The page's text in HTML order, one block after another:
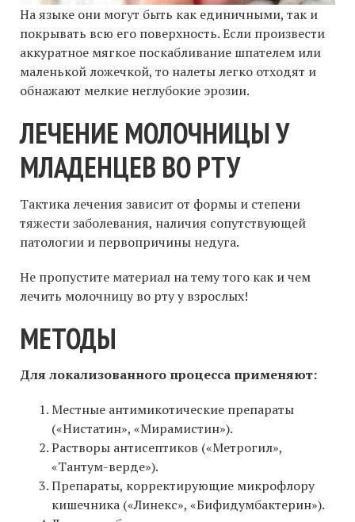
На языке они могут быть как единичными, так и
покрывать всю его поверхность. Если произвести
аккуратное мягкое поскабливание шпателем или
маленькой ложечкой, то налеты легко отходят и
обнажают мелкие неглубокие эрозии.
ЛЕЧЕНИЕ МОЛОЧНИЦЫ У
МЛАДЕНЦЕВ ВО РТУ
Тактика лечения зависит от формы и степени
тяжести заболевания, наличия сопутствующей
патологии и первопричины недуга.
Не пропустите материал на тему того как и чем
лечить молочницу во рту у взрослых!
МЕТОДЫ
Для локализованного процесса применяют:
Местные антимикотические препараты
(«Нистатин», «Мирамистин»).
Растворы антисептиков («Метрогил»,
«Тантум-верде»).
Препараты, корректирующие микрофлору
кишечника («Линекс», «Бифидумбактерин»).